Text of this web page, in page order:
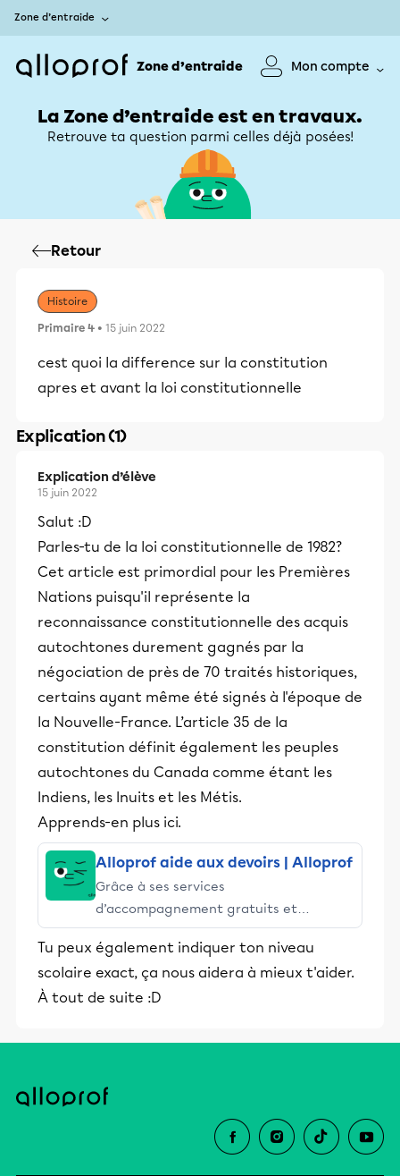
Zone d’entraide
Zone d’entraide Mon compte
La Zone d’entraide est en travaux.
Retrouve ta question parmi celles déjà posées!
Retour
Histoire
Primaire 4 • 15 juin 2022
cest quoi la difference sur la constitution
apres et avant la loi constitutionnelle
Explication (1)
Explication d’élève
15 juin 2022
Salut :D
Parles-tu de la loi constitutionnelle de 1982?
Cet article est primordial pour les Premières
Nations puisqu'il représente la
reconnaissance constitutionnelle des acquis
autochtones durement gagnés par la
négociation de près de 70 traités historiques,
certains ayant même été signés à l'époque de
la Nouvelle-France. L’article 35 de la
constitution définit également les peuples
autochtones du Canada comme étant les
Indiens, les Inuits et les Métis.
Apprends-en plus ici.
Alloprof aide aux devoirs | Alloprof
Grâce à ses services
d’accompagnement gratuits et
stimulants, Alloprof engage les élèves
et leurs parents dans la réussite
éducative.
Tu peux également indiquer ton niveau
scolaire exact, ça nous aidera à mieux t'aider.
À tout de suite :D